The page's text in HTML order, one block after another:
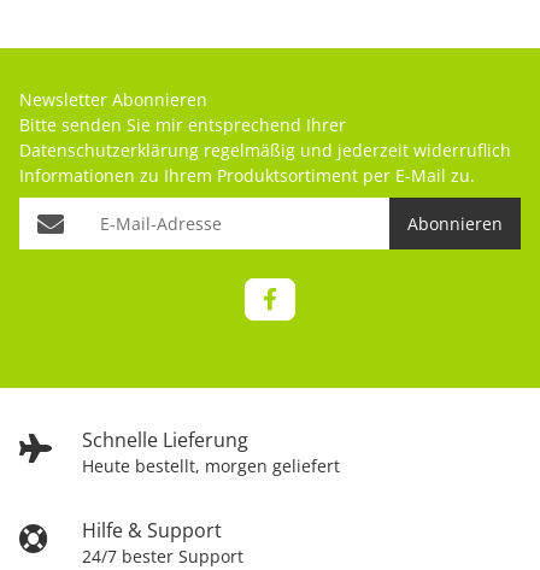
Schnelle Lieferung
Heute bestellt, morgen geliefert
Hilfe & Support
24/7 bester Support
Newsletter Abonnieren
Bitte senden Sie mir entsprechend Ihrer
Datenschutzerklärung regelmäßig und jederzeit widerruflich
Informationen zu Ihrem Produktsortiment per E-Mail zu.
Abonnieren